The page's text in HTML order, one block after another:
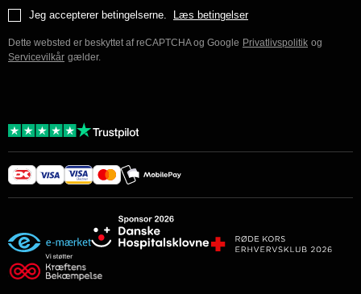
Jeg accepterer betingelserne. Læs betingelser
Dette websted er beskyttet af reCAPTCHA og Google Privatlivspolitik og
Servicevilkår gælder.